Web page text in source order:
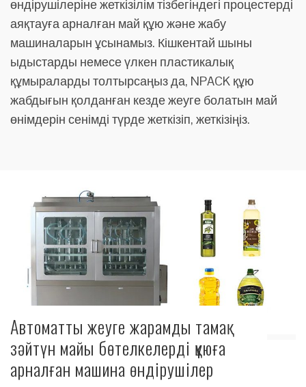
өндірушілеріне жеткізілім тізбегіндегі процестерді
аяқтауға арналған май құю және жабу
машиналарын ұсынамыз. Кішкентай шыны
ыдыстарды немесе үлкен пластикалық
құмыраларды толтырсаңыз да, NPACK құю
жабдығын қолданған кезде жеуге болатын май
өнімдерін сенімді түрде жеткізіп, жеткізіңіз.
Автоматты жеуге жарамды тамақ
зәйтүн майы бөтелкелерді құюға
арналған машина өндірушілер